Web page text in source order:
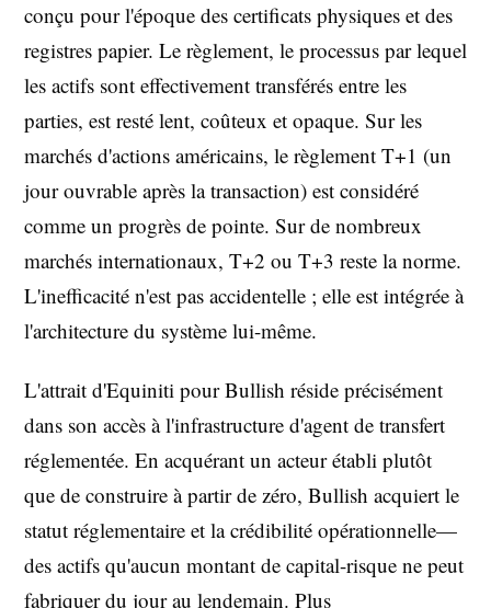
conçu pour l'époque des certificats physiques et des
registres papier. Le règlement, le processus par lequel
les actifs sont effectivement transférés entre les
parties, est resté lent, coûteux et opaque. Sur les
marchés d'actions américains, le règlement T+1 (un
jour ouvrable après la transaction) est considéré
comme un progrès de pointe. Sur de nombreux
marchés internationaux, T+2 ou T+3 reste la norme.
L'inefficacité n'est pas accidentelle ; elle est intégrée à
l'architecture du système lui-même.
L'attrait d'Equiniti pour Bullish réside précisément
dans son accès à l'infrastructure d'agent de transfert
réglementée. En acquérant un acteur établi plutôt
que de construire à partir de zéro, Bullish acquiert le
statut réglementaire et la crédibilité opérationnelle—
des actifs qu'aucun montant de capital-risque ne peut
fabriquer du jour au lendemain. Plus